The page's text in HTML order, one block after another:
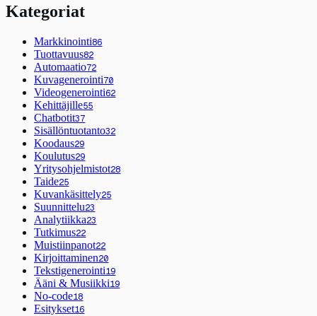
Kategoriat
Markkinointi86
Tuottavuus82
Automaatio72
Kuvagenerointi70
Videogenerointi62
Kehittäjille55
Chatbotit37
Sisällöntuotanto32
Koodaus29
Koulutus29
Yritysohjelmistot28
Taide25
Kuvankäsittely25
Suunnittelu23
Analytiikka23
Tutkimus22
Muistiinpanot22
Kirjoittaminen20
Tekstigenerointi19
Ääni & Musiikki19
No-code18
Esitykset16